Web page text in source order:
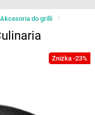
Akcesoria do grilli
Zniżka -23%